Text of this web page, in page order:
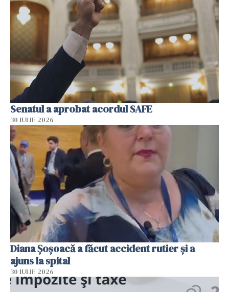
Senatul a aprobat acordul SAFE
30 IULIE 2026
Diana Șoșoacă a făcut accident rutier și a
ajuns la spital
30 IULIE 2026